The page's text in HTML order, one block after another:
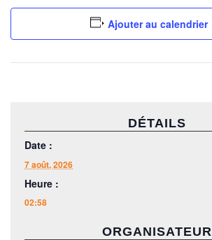
DÉTAILS
Date :
7 août, 2026
Heure :
02:58
ORGANISATEUR
Ajouter au calendrier